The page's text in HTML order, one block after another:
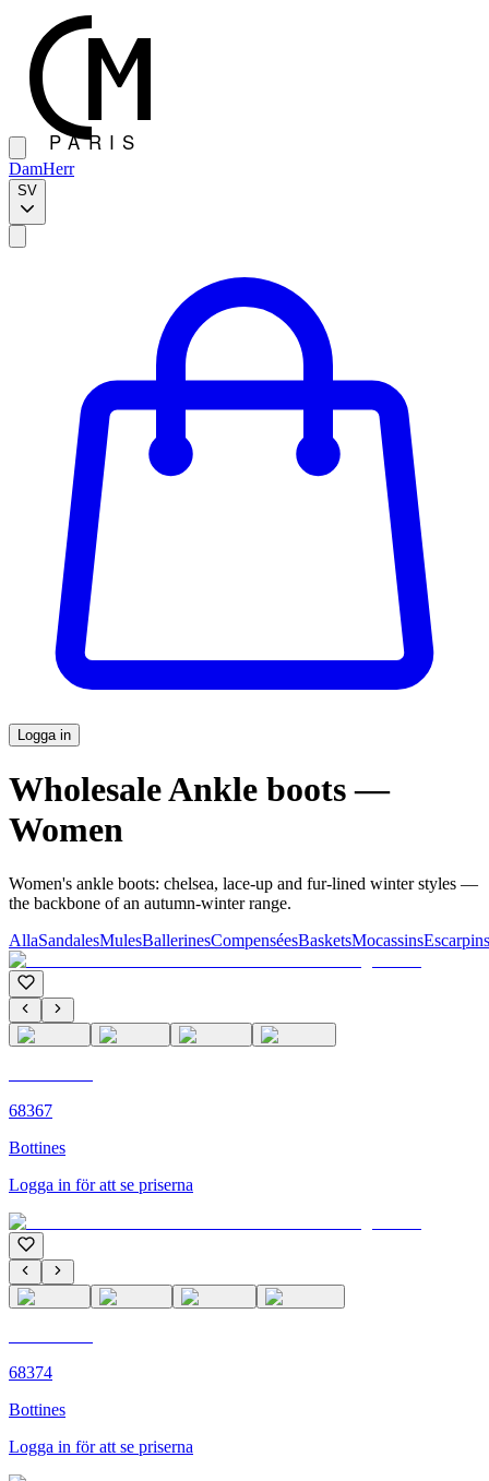
DamHerr
SV
Logga in
Wholesale Ankle boots —
Women
Women's ankle boots: chelsea, lace-up and fur-lined winter styles —
the backbone of an autumn-winter range.
AllaSandalesMulesBallerinesCompenséesBasketsMocassinsEscarpins
68367
Bottines
Logga in för att se priserna
68374
Bottines
Logga in för att se priserna